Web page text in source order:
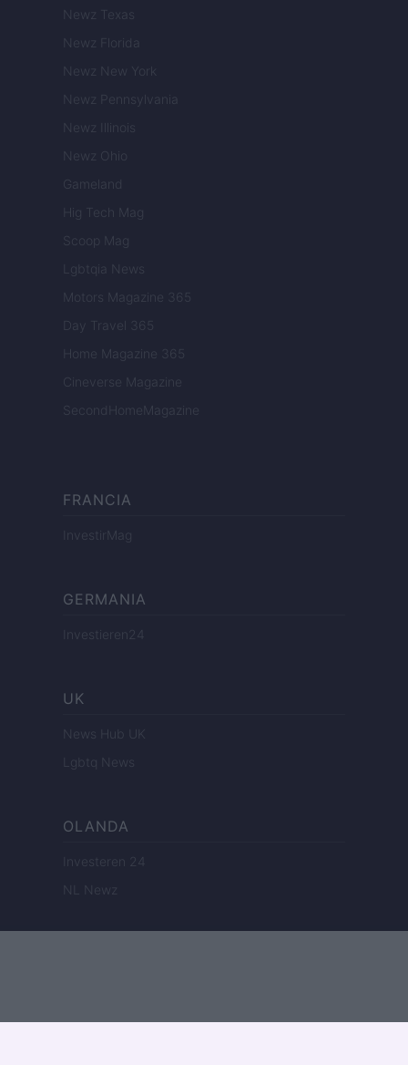
Newz Texas
Newz Florida
Newz New York
Newz Pennsylvania
Newz Illinois
Newz Ohio
Gameland
Hig Tech Mag
Scoop Mag
Lgbtqia News
Motors Magazine 365
Day Travel 365
Home Magazine 365
Cineverse Magazine
SecondHomeMagazine
FRANCIA
InvestirMag
GERMANIA
Investieren24
UK
News Hub UK
Lgbtq News
OLANDA
Investeren 24
NL Newz